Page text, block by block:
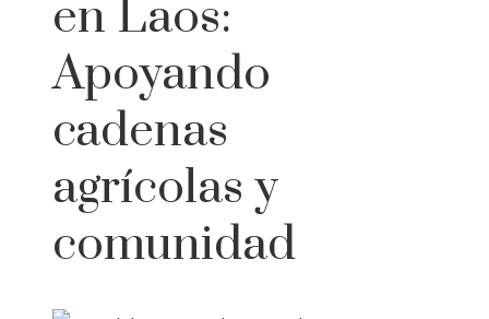
en Laos:
Apoyando
cadenas
agrícolas y
comunidad